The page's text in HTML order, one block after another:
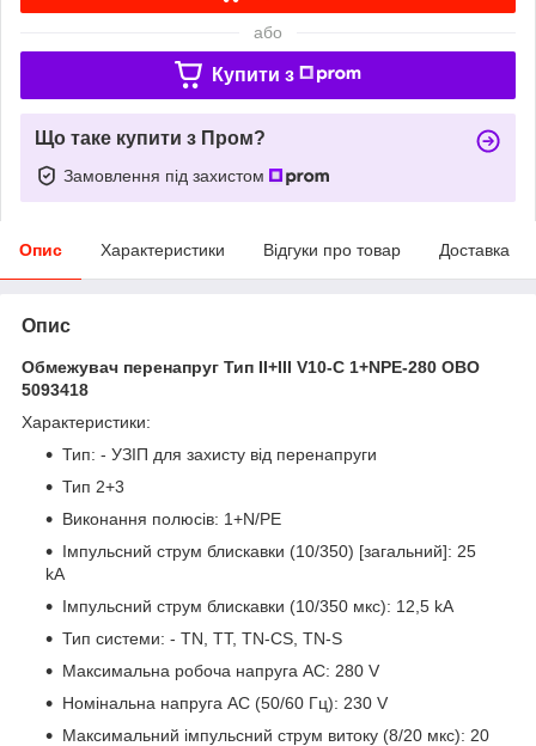
або
Купити з
Що таке купити з Пром?
Замовлення під захистом
Опис Характеристики Відгуки про товар Доставка
Опис
Обмежувач перенапруг Тип II+III V10-C 1+NPE-280 OBO
5093418
Характеристики:
Тип: - УЗІП для захисту від перенапруги
Тип 2+3
Виконання полюсів: 1+N/PE
Імпульсний струм блискавки (10/350) [загальний]: 25
kA
Імпульсний струм блискавки (10/350 мкс): 12,5 kA
Тип системи: - TN, TT, TN-CS, TN-S
Максимальна робоча напруга AC: 280 V
Номінальна напруга AC (50/60 Гц): 230 V
Максимальний імпульсний струм витоку (8/20 мкс): 20